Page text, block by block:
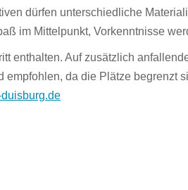
dürfen unterschied­liche
im Mittelpunkt, Vorkenntnisse
enthalten. Auf zusätz­lich
empfohlen, da die Plätze begrenzt